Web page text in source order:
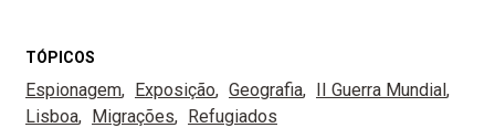
TÓPICOS
Espionagem Exposição Geografia
II Guerra Mundial
Lisboa
Migrações Refugiados